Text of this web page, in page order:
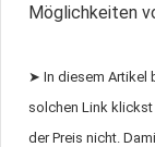
Möglichkeiten
➤ In diesem Artikel
solchen Link
der Preis nicht.